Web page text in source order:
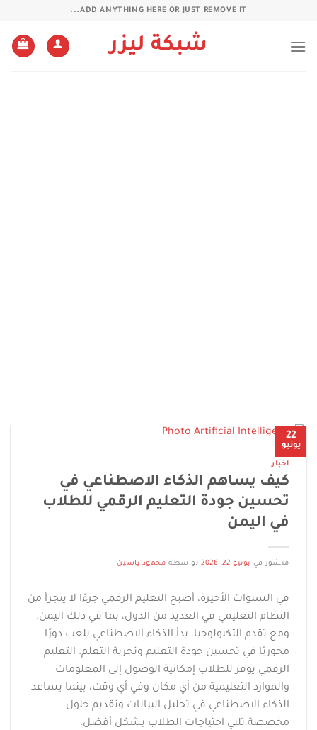
ADD ANYTHING HERE OR JUST REMOVE IT...
شبكة ليزر
22
يونيو
اخبار
كيف يساهم الذكاء الاصطناعي في
تحسين جودة التعليم الرقمي للطلاب
في اليمن
منشور في يونيو 22, 2026 بواسطة محمود ياسين
في السنوات الأخيرة، أصبح التعليم الرقمي جزءًا لا يتجزأ من
النظام التعليمي في العديد من الدول، بما في ذلك اليمن.
ومع تقدم التكنولوجيا، بدأ الذكاء الاصطناعي يلعب دورًا
محوريًا في تحسين جودة التعليم وتجربة التعلم. التعليم
الرقمي يوفر للطلاب إمكانية الوصول إلى المعلومات
والموارد التعليمية من أي مكان وفي أي وقت، بينما يساعد
الذكاء الاصطناعي في تحليل البيانات وتقديم حلول
مخصصة تلبي احتياجات الطلاب بشكل أفضل.